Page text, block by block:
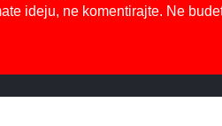
ideju, ne komentirajte. Ne